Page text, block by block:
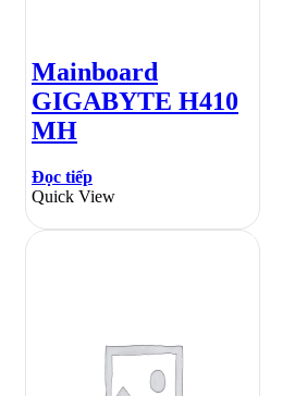
Mainboard
GIGABYTE H410
MH
Đọc tiếp
Quick View